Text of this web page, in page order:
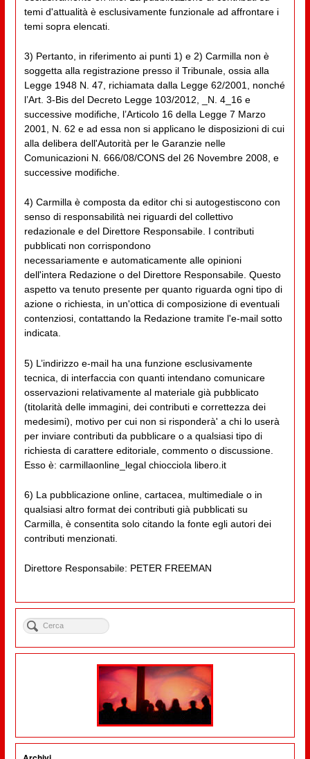
temi d'attualità è esclusivamente funzionale ad affrontare i
temi sopra elencati.
3) Pertanto, in riferimento ai punti 1) e 2) Carmilla non è
soggetta alla registrazione presso il Tribunale, ossia alla
Legge 1948 N. 47, richiamata dalla Legge 62/2001, nonché
l’Art. 3-Bis del Decreto Legge 103/2012, _N. 4_16 e
successive modifiche, l’Articolo 16 della Legge 7 Marzo
2001, N. 62 e ad essa non si applicano le disposizioni di cui
alla delibera dell'Autorità per le Garanzie nelle
Comunicazioni N. 666/08/CONS del 26 Novembre 2008, e
successive modifiche.
4) Carmilla è composta da editor chi si autogestiscono con
senso di responsabilità nei riguardi del collettivo
redazionale e del Direttore Responsabile. I contributi
pubblicati non corrispondono
necessariamente e automaticamente alle opinioni
dell'intera Redazione o del Direttore Responsabile. Questo
aspetto va tenuto presente per quanto riguarda ogni tipo di
azione o richiesta, in un'ottica di composizione di eventuali
contenziosi, contattando la Redazione tramite l'e-mail sotto
indicata.
5) L’indirizzo e-mail ha una funzione esclusivamente
tecnica, di interfaccia con quanti intendano comunicare
osservazioni relativamente al materiale già pubblicato
(titolarità delle immagini, dei contributi e correttezza dei
medesimi), motivo per cui non si risponderà' a chi lo userà
per inviare contributi da pubblicare o a qualsiasi tipo di
richiesta di carattere editoriale, commento o discussione.
Esso è: carmillaonline_legal chiocciola libero.it
6) La pubblicazione online, cartacea, multimediale o in
qualsiasi altro format dei contributi già pubblicati su
Carmilla, è consentita solo citando la fonte egli autori dei
contributi menzionati.
Direttore Responsabile: PETER FREEMAN